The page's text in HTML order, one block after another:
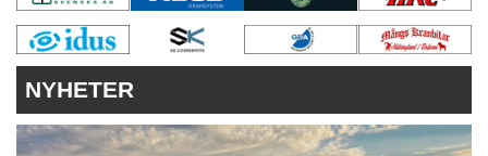
VÅRA ANDRA MAGASIN
PRENUMERERA
ANNONSERA
NYHETER